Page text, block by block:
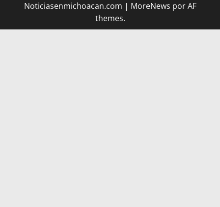
Noticiasenmichoacan.com | MoreNews por AF
themes.